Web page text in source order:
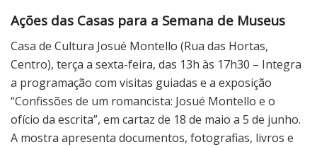
Ações das Casas para a Semana de Museus
Casa de Cultura Josué Montello (Rua das Hortas,
Centro), terça a sexta-feira, das 13h às 17h30 – Integra
a programação com visitas guiadas e a exposição
“Confissões de um romancista: Josué Montello e o
ofício da escrita”, em cartaz de 18 de maio a 5 de junho.
A mostra apresenta documentos, fotografias, livros e